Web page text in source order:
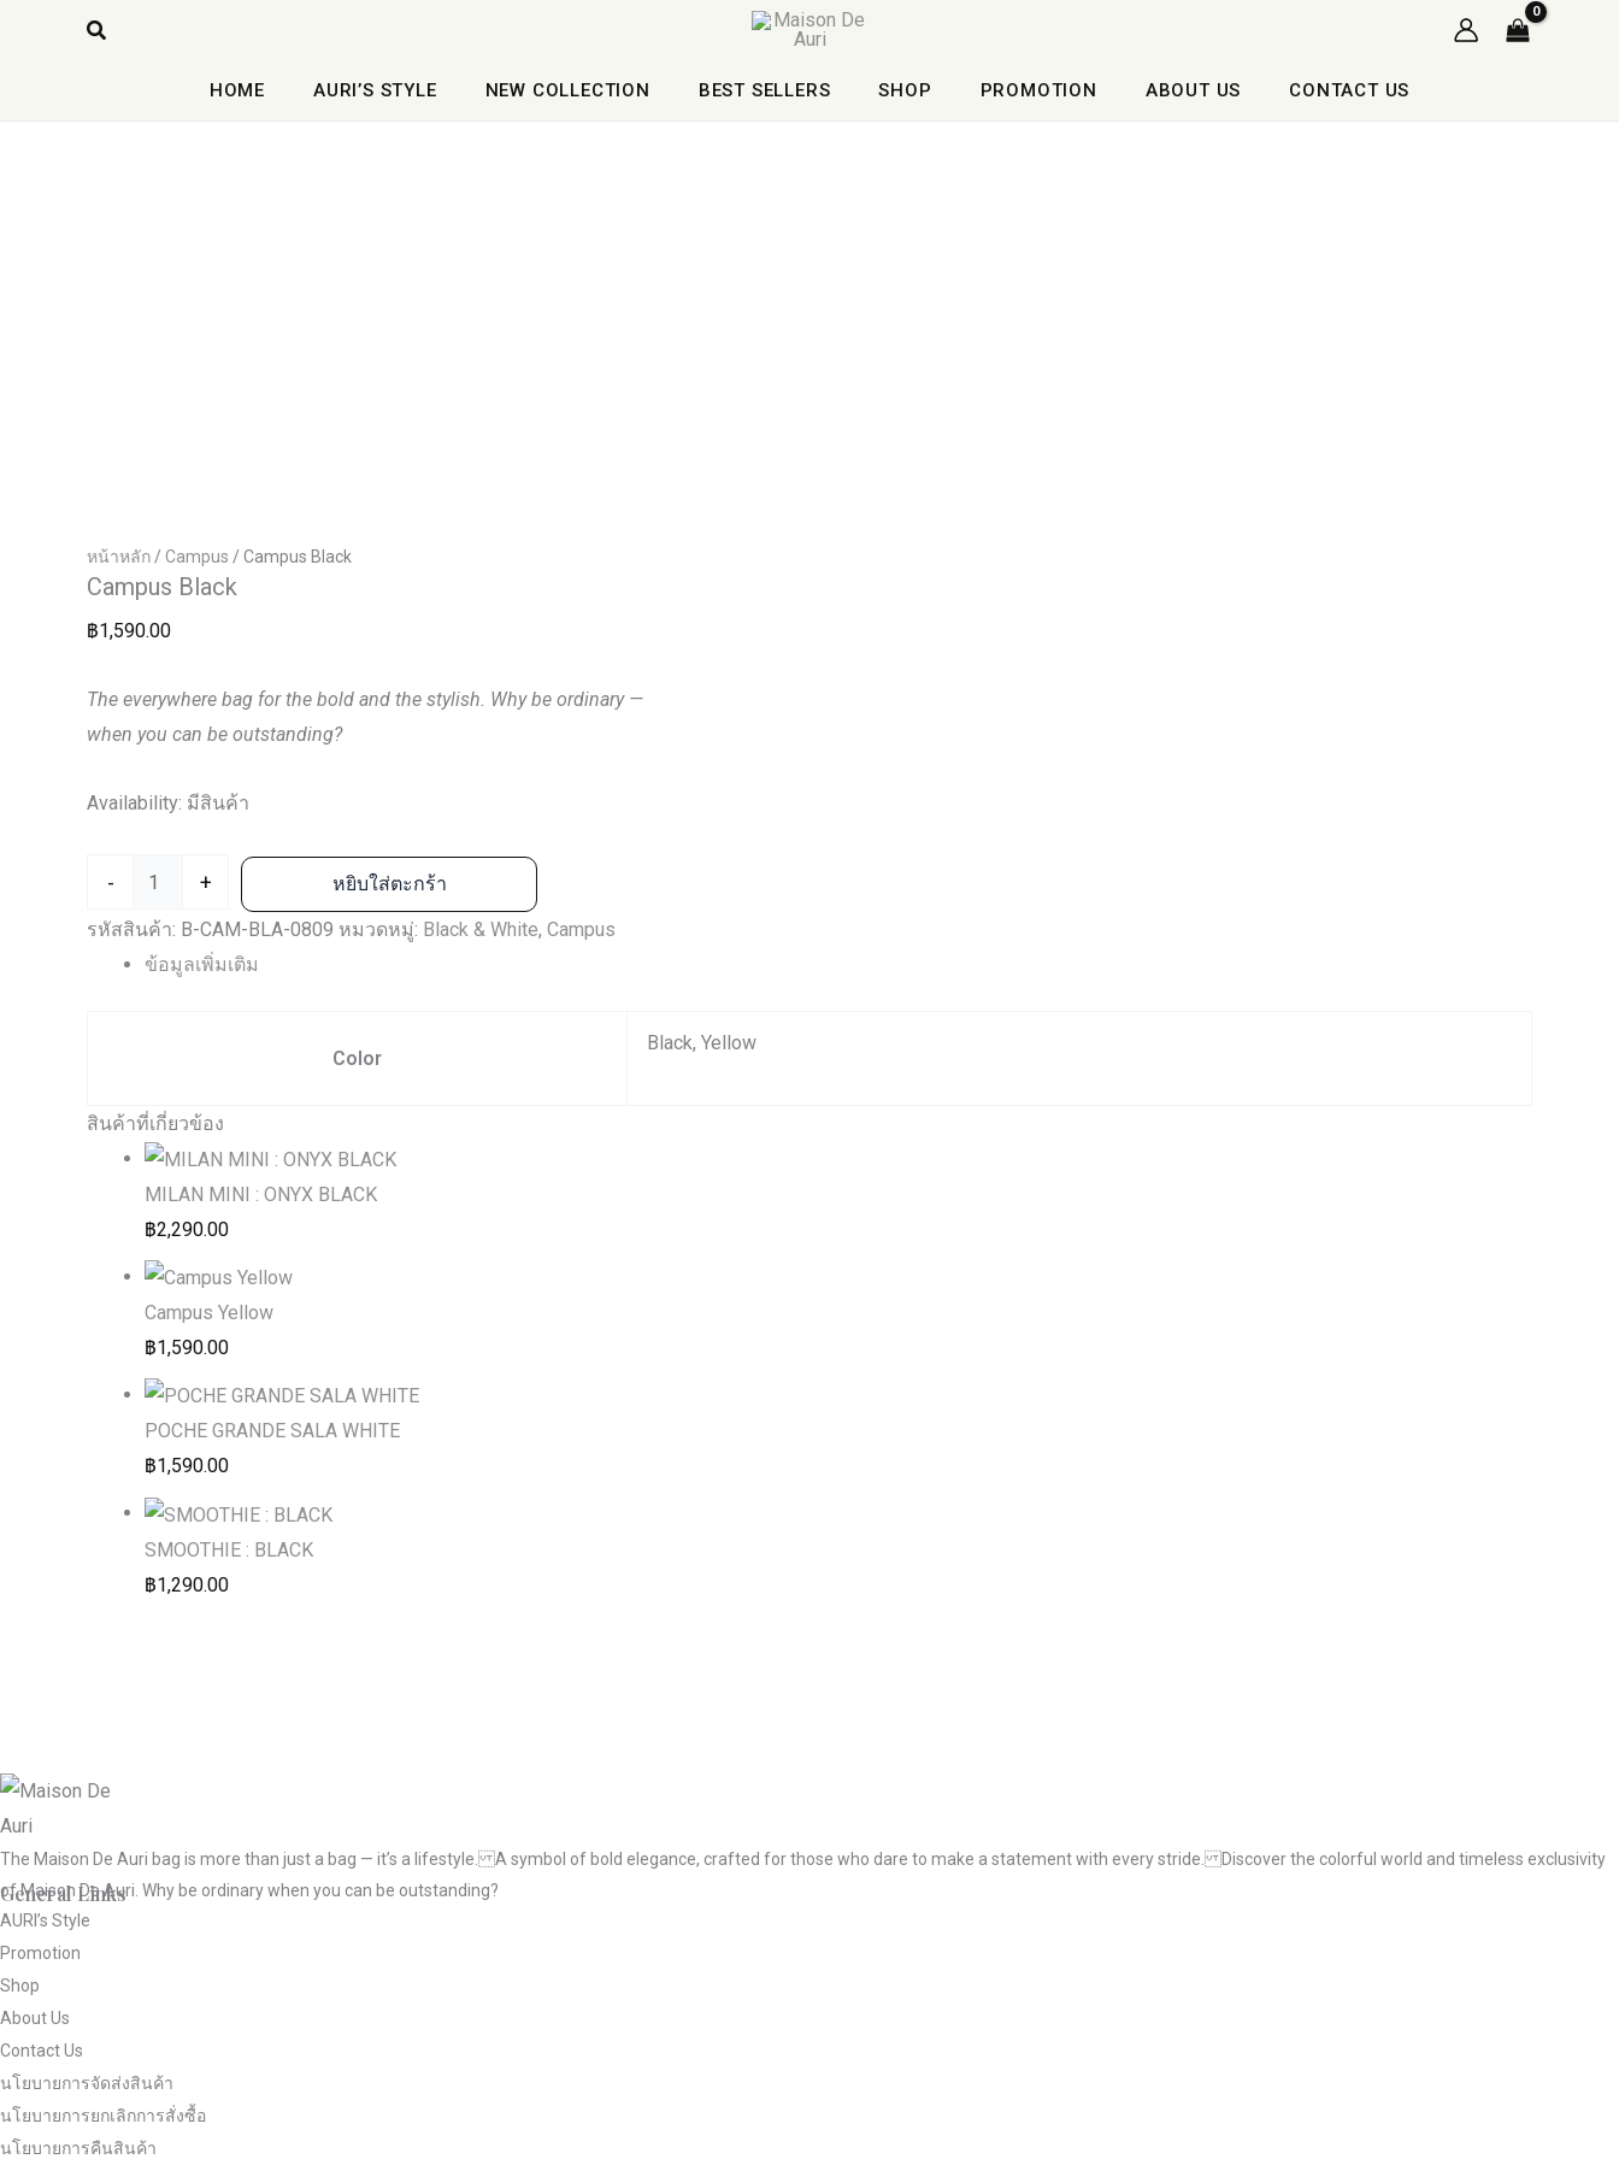
Search
HOME AURI’S STYLE NEW COLLECTION BEST SELLERS SHOP PROMOTION ABOUT US CONTACT US
หน้าหลัก / Campus / Campus Black
Campus Black
฿1,590.00
The everywhere bag for the bold and the stylish. Why be ordinary —
when you can be outstanding?
Availability: มีสินค้า
-
จำนวน
+
หยิบใส่ตะกร้า
รหัสสินค้า: B-CAM-BLA-0809 หมวดหมู่: Black & White, Campus
ข้อมูลเพิ่มเติม
Color
Black, Yellow
สินค้าที่เกี่ยวข้อง
MILAN MINI : ONYX BLACK
฿2,290.00
Campus Yellow
฿1,590.00
POCHE GRANDE SALA WHITE
฿1,590.00
SMOOTHIE : BLACK
฿1,290.00
The Maison De Auri bag is more than just a bag — it’s a lifestyle. A symbol of bold elegance, crafted for those who dare to make a statement with every stride. Discover the colorful world and timeless exclusivity
of Maison De Auri. Why be ordinary when you can be outstanding?
General Links
AURI’s Style
Promotion
Shop
About Us
Contact Us
นโยบายการจัดส่งสินค้า
นโยบายการยกเลิกการสั่งซื้อ
นโยบายการคืนสินค้า